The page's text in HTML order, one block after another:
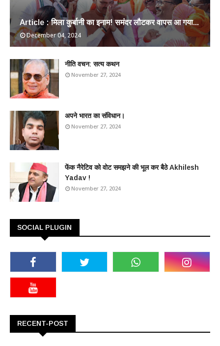
Article : मिला कुर्बानी का इनाम! समंदर लौटकर वापस आ गया...
December 04, 2024
​नीति वचन: सत्य कथन
November 27, 2024
अपने भारत का संविधान।
November 27, 2024
फेंक नैरेटिव को वोट समझने की भूल कर बैठे Akhilesh
Yadav !
November 27, 2024
SOCIAL PLUGIN
RECENT-POST